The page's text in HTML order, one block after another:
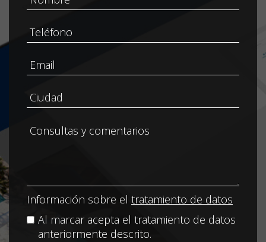
Información sobre el tratamiento de datos
Al marcar acepta el tratamiento de datos
anteriormente descrito.